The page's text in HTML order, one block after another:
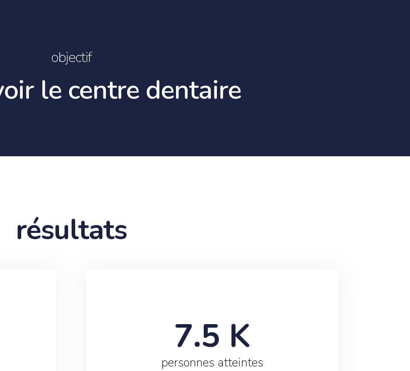
objectif
le centre dentaire
résultats
personnes atteintes
7.5 K